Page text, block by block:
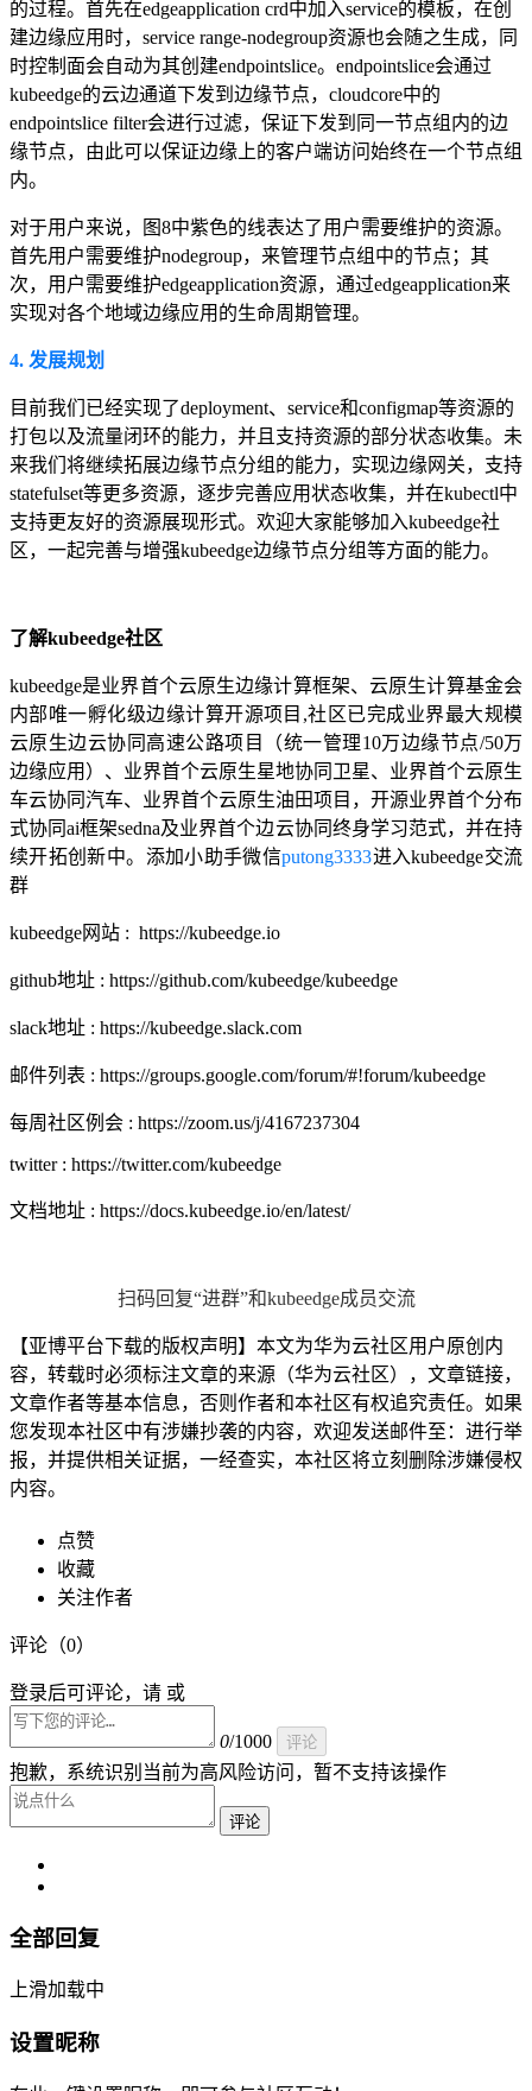
的过程。首先在edgeapplication crd中加入service的模板，在创
建边缘应用时，service range-nodegroup资源也会随之生成，同
时控制面会自动为其创建endpointslice。endpointslice会通过
kubeedge的云边通道下发到边缘节点，cloudcore中的
endpointslice filter会进行过滤，保证下发到同一节点组内的边
缘节点，由此可以保证边缘上的客户端访问始终在一个节点组
内。
对于用户来说，图8中紫色的线表达了用户需要维护的资源。
首先用户需要维护nodegroup，来管理节点组中的节点；其
次，用户需要维护edgeapplication资源，通过edgeapplication来
实现对各个地域边缘应用的生命周期管理。
4. 发展规划
目前我们已经实现了deployment、service和configmap等资源的
打包以及流量闭环的能力，并且支持资源的部分状态收集。未
来我们将继续拓展边缘节点分组的能力，实现边缘网关，支持
statefulset等更多资源，逐步完善应用状态收集，并在kubectl中
支持更友好的资源展现形式。欢迎大家能够加入kubeedge社
区，一起完善与增强kubeedge边缘节点分组等方面的能力。
了解kubeedge社区
kubeedge是业界首个云原生边缘计算框架、云原生计算基金会
内部唯一孵化级边缘计算开源项目,社区已完成业界最大规模
云原生边云协同高速公路项目（统一管理10万边缘节点/50万
边缘应用）、业界首个云原生星地协同卫星、业界首个云原生
车云协同汽车、业界首个云原生油田项目，开源业界首个分布
式协同ai框架sedna及业界首个边云协同终身学习范式，并在持
续开拓创新中。添加小助手微信putong3333进入kubeedge交流
群
kubeedge网站 : https://kubeedge.io
github地址 : https://github.com/kubeedge/kubeedge
slack地址 : https://kubeedge.slack.com
邮件列表 : https://groups.google.com/forum/#!forum/kubeedge
每周社区例会 : https://zoom.us/j/4167237304
twitter : https://twitter.com/kubeedge
文档地址 : https://docs.kubeedge.io/en/latest/
扫码回复“进群”和kubeedge成员交流
【亚博平台下载的版权声明】本文为华为云社区用户原创内
容，转载时必须标注文章的来源（华为云社区），文章链接，
文章作者等基本信息，否则作者和本社区有权追究责任。如果
您发现本社区中有涉嫌抄袭的内容，欢迎发送邮件至：进行举
报，并提供相关证据，一经查实，本社区将立刻删除涉嫌侵权
内容。
点赞
收藏
关注作者
评论（0）
登录后可评论，请 或
0/1000 评论
抱歉，系统识别当前为高风险访问，暂不支持该操作
评论
全部回复
上滑加载中
设置昵称